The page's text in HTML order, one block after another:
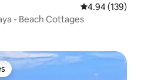
Calificación
4.94 (139)
- Beach Cottages